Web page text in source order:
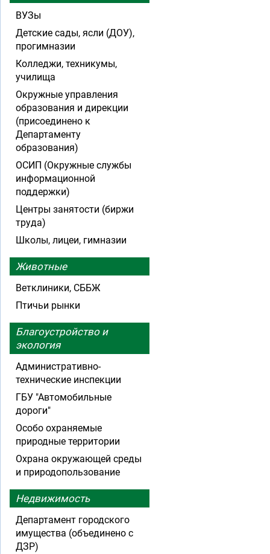
ВУЗы
Детские сады, ясли (ДОУ),
прогимназии
Колледжи, техникумы,
училища
Окружные управления
образования и дирекции
(присоединено к
Департаменту
образования)
ОСИП (Окружные службы
информационной
поддержки)
Центры занятости (биржи
труда)
Школы, лицеи, гимназии
Животные
Ветклиники, СББЖ
Птичьи рынки
Благоустройство и
экология
Административно-
технические инспекции
ГБУ "Автомобильные
дороги"
Особо охраняемые
природные территории
Охрана окружающей среды
и природопользование
Недвижимость
Департамент городского
имущества (объединено с
ДЗР)